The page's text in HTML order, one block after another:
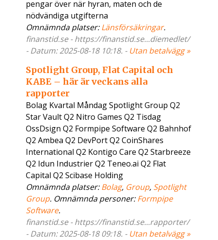
pengar över när hyran, maten och de
nödvändiga utgifterna
Omnämnda platser:Länsförsäkringar.
finanstid.se - https://finanstid.se...diemedlet/
- Datum: 2025-08-18 10:18. - Utan betalvägg »
Spotlight Group, Flat Capital och
KABE – här är veckans alla
rapporter
Bolag Kvartal Måndag Spotlight Group Q2
Star Vault Q2 Nitro Games Q2 Tisdag
OssDsign Q2 Formpipe Software Q2 Bahnhof
Q2 Ambea Q2 DevPort Q2 CoinShares
International Q2 Kontigo Care Q2 Starbreeze
Q2 Idun Industrier Q2 Teneo.ai Q2 Flat
Capital Q2 Scibase Holding
Omnämnda platser:Bolag, Group, Spotlight
Group. Omnämnda personer:Formpipe
Software.
finanstid.se - https://finanstid.se...rapporter/
- Datum: 2025-08-18 09:18. - Utan betalvägg »